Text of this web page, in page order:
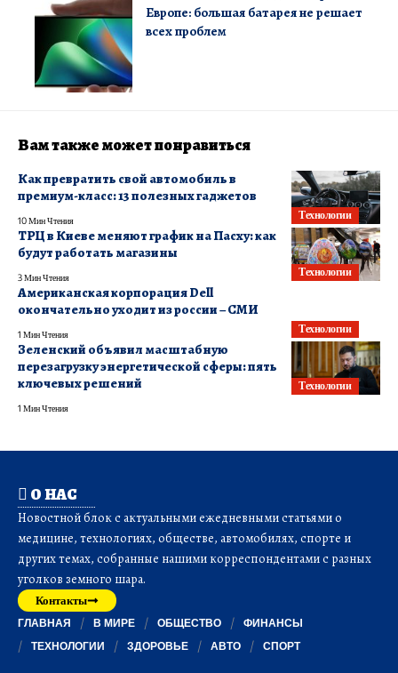
Европе: большая батарея не решает
всех проблем
Вам также может понравиться
Технологии
Как превратить свой автомобиль в
премиум-класс: 13 полезных гаджетов
10 Мин Чтения
Технологии
ТРЦ в Киеве меняют график на Пасху: как
будут работать магазины
3 Мин Чтения
Технологии
Американская корпорация Dell
окончательно уходит из россии – СМИ
1 Мин Чтения
Технологии
Зеленский объявил масштабную
перезагрузку энергетической сферы: пять
ключевых решений
1 Мин Чтения
О НАС
Новостной блок с актуальными ежедневными статьями о
медицине, технологиях, обществе, автомобилях, спорте и
других темах, собранные нашими корреспондентами с разных
уголков земного шара.
Контакты
ГЛАВНАЯ В МИРЕ ОБЩЕСТВО
ФИНАНСЫ
ТЕХНОЛОГИИ
ЗДОРОВЬЕ АВТО СПОРТ